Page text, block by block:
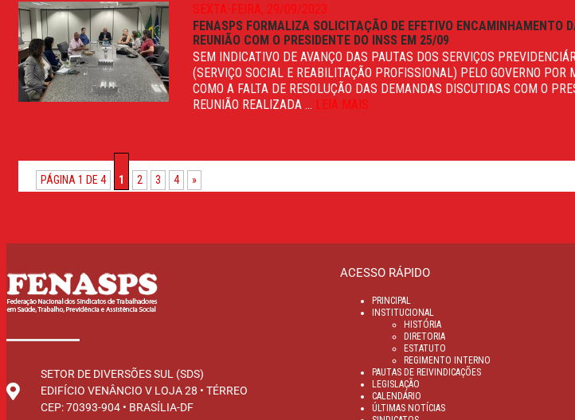
SEXTA-FEIRA, 29/09/2023
FENASPS FORMALIZA SOLICITAÇÃO DE EFETIVO ENCAMINHAMENTO
REUNIÃO COM O PRESIDENTE DO INSS EM 25/09
SEM INDICATIVO DE AVANÇO DAS PAUTAS DOS SERVIÇOS
(SERVIÇO SOCIAL E REABILITAÇÃO PROFISSIONAL) PELO GOVERNO POR
COMO A FALTA DE RESOLUÇÃO DAS DEMANDAS DISCUTIDAS COM O
REUNIÃO REALIZADA ... LEIA MAIS
PÁGINA 1 DE 4 1 2 3 4 »
SETOR DE DIVERSÕES SUL (SDS)
EDIFÍCIO VENÂNCIO V LOJA 28 • TÉRREO
CEP: 70393-904 • BRASÍLIA-DF
ACESSO RÁPIDO
PRINCIPAL
INSTITUCIONAL
HISTÓRIA
DIRETORIA
ESTATUTO
REGIMENTO INTERNO
PAUTAS DE REIVINDICAÇÕES
LEGISLAÇÃO
CALENDÁRIO
ÚLTIMAS NOTÍCIAS